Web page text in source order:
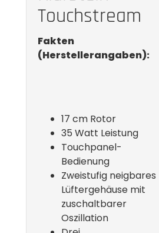
Touchstream
Fakten
(Herstellerangaben):
17 cm Rotor
35 Watt Leistung
Touchpanel-
Bedienung
Zweistufig neigbares
Lüftergehäuse mit
zuschaltbarer
Oszillation